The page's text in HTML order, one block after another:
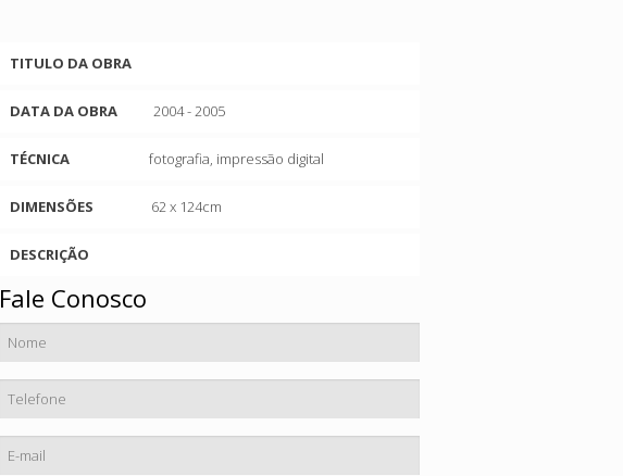
TITULO DA OBRA
DATA DA OBRA 2004 - 2005
TÉCNICA fotografia, impressão digital
DIMENSÕES 62 x 124cm
DESCRIÇÃO
Fale Conosco